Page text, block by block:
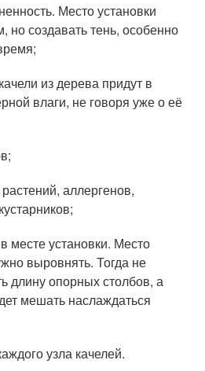
Место установки
но создавать тень, особенно
из дерева придут в
влаги, не говоря уже о её
аллергенов,
месте установки. Место
выровнять. Тогда не
длину опорных столбов, а
мешать наслаждаться
узла качелей.